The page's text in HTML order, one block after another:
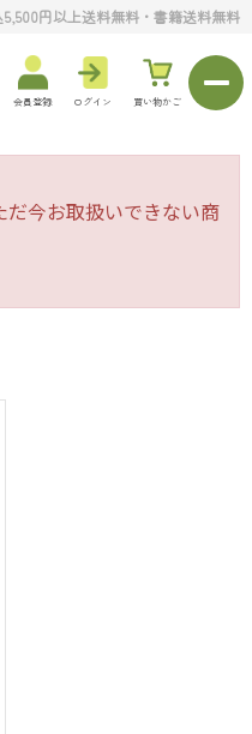
円以上送料無料・書籍送料無料
会員登録 ログイン 買い物かご
だ今お取扱いできない商